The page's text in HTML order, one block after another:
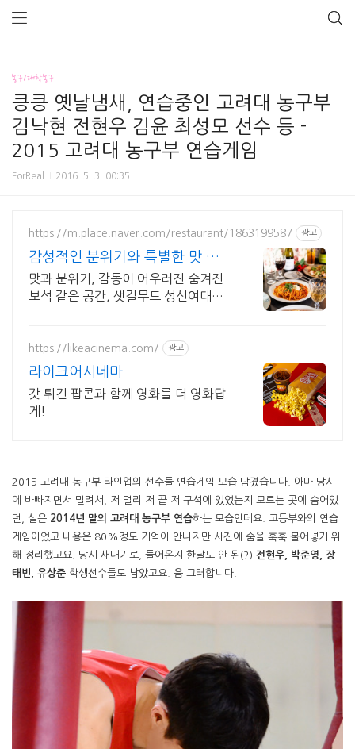
농구/대학농구
킁킁 옛날냄새, 연습중인 고려대 농구부
김낙현 전현우 김윤 최성모 선수 등 -
2015 고려대 농구부 연습게임
ForReal 2016. 5. 3. 00:35
https://m.place.naver.com/restaurant/1863199587 광고
감성적인 분위기와 특별한 맛 데
이트를 위한 특별한 공간
맛과 분위기, 감동이 어우러진 숨겨진
보석 같은 공간, 샛길무드 성신여대점
https://likeacinema.com/ 광고
라이크어시네마
갓 튀긴 팝콘과 함께 영화를 더 영화답
게!
2015 고려대 농구부 라인업의 선수들 연습게임 모습 담겼습니다. 아마 당시
에 바빠지면서 밀려서, 저 멀리 저 끝 저 구석에 있었는지 모르는 곳에 숨어있
던, 실은 2014년 말의 고려대 농구부 연습하는 모습인데요. 고등부와의 연습
게임이었고 내용은 80%정도 기억이 안나지만 사진에 숨을 훅훅 불어넣기 위
해 정리했고요. 당시 새내기로, 들어온지 한달도 안 된(?) 전현우, 박준영, 장
태빈, 유상준 학생선수들도 남았고요. 음 그러합니다.